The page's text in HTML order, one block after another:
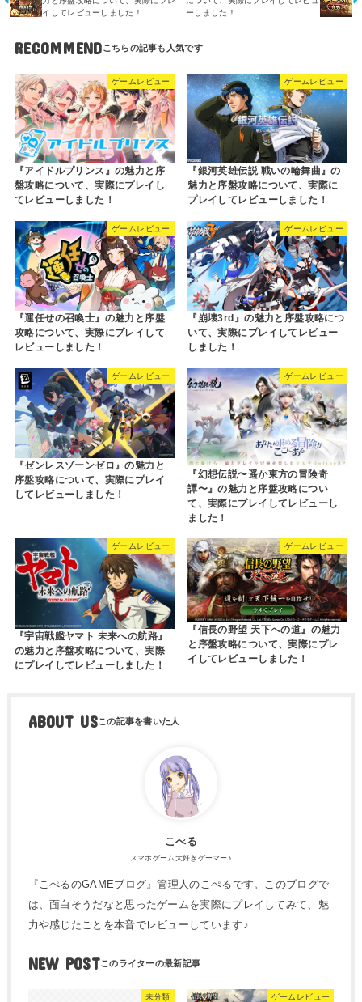
イしてレビューしました！
ーしました！
RECOMMEND
ゲームレビュー
『アイドルプリンス』の魅力と序
盤攻略について、実際にプレイし
てレビューしました！
ゲームレビュー
『銀河英雄伝説 戦いの輪舞曲』の
魅力と序盤攻略について、実際に
プレイしてレビューしました！
ゲームレビュー
『運任せの召喚士』の魅力と序盤
攻略について、実際にプレイして
レビューしました！
ゲームレビュー
『崩壊3rd』の魅力と序盤攻略につ
いて、実際にプレイしてレビュー
しました！
ゲームレビュー
『ゼンレスゾーンゼロ』の魅力と
序盤攻略について、実際にプレイ
してレビューしました！
ゲームレビュー
『幻想伝説〜遥か東方の冒険奇
譚〜』の魅力と序盤攻略につい
て、実際にプレイしてレビューし
ました！
ゲームレビュー
『宇宙戦艦ヤマト 未来への航路』
の魅力と序盤攻略について、実際
にプレイしてレビューしました！
ゲームレビュー
『信長の野望 天下への道』の魅力
と序盤攻略について、実際にプレ
イしてレビューしました！
ABOUT US
こぺる
スマホゲーム大好きゲーマー♪
『こぺるのGAMEブログ』管理人のこぺるです。このブログで
は、面白そうだなと思ったゲームを実際にプレイしてみて、魅
力や感じたことを本音でレビューしています♪
NEW POST
未分類 ゲームレビュー